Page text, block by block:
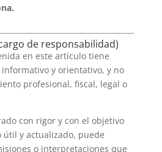
de responsabilidad)
en este artículo tiene
y orientativo, y no
profesional, fiscal, legal o
con rigor y con el objetivo
y actualizado, puede
o interpretaciones que